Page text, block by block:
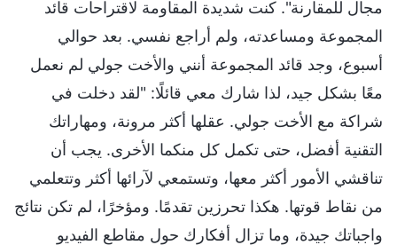
مجال للمقارنة". كنت شديدة المقاومة لاقتراحات قائد
المجموعة ومساعدته، ولم أراجع نفسي. بعد حوالي
أسبوع، وجد قائد المجموعة أنني والأخت جولي لم نعمل
معًا بشكل جيد، لذا شارك معي قائلًا: "لقد دخلت في
شراكة مع الأخت جولي. عقلها أكثر مرونة، ومهاراتك
التقنية أفضل، حتى تكمل كل منكما الأخرى. يجب أن
تناقشي الأمور أكثر معها، وتستمعي لآرائها أكثر وتتعلمي
من نقاط قوتها. هكذا تحرزين تقدمًا. ومؤخرًا، لم تكن نتائج
واجباتك جيدة، وما تزال أفكارك حول مقاطع الفيديو